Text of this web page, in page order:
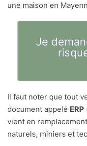
une maison en
Je
Il faut noter que tout
document appelé ERP
vient en
naturels, miniers et